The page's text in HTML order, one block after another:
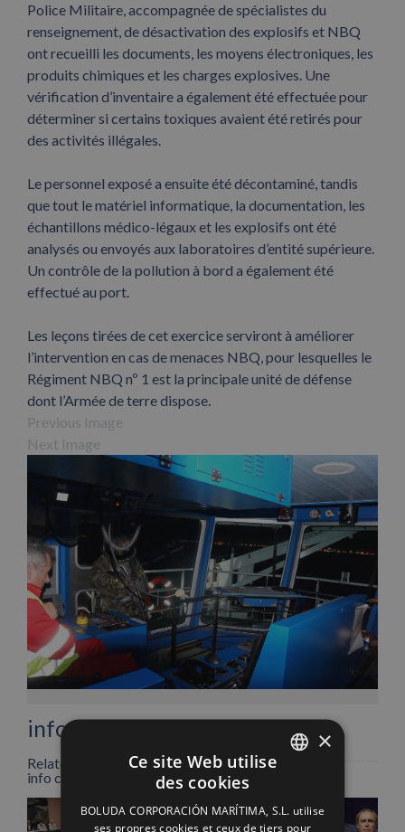
Police Militaire, accompagnée de spécialistes du
renseignement, de désactivation des explosifs et NBQ
ont recueilli les documents, les moyens électroniques, les
produits chimiques et les charges explosives. Une
vérification d’inventaire a également été effectuée pour
déterminer si certains toxiques avaient été retirés pour
des activités illégales.
Le personnel exposé a ensuite été décontaminé, tandis
que tout le matériel informatique, la documentation, les
échantillons médico-légaux et les explosifs ont été
analysés ou envoyés aux laboratoires d’entité supérieure.
Un contrôle de la pollution à bord a également été
effectué au port.
Les leçons tirées de cet exercice serviront à améliorer
l’intervention en cas de menaces NBQ, pour lesquelles le
Régiment NBQ nº 1 est la principale unité de défense
dont l’Armée de terre dispose.
Previous Image
Next Image
info heading
info content
Facebook
X LinkedInWhatsApp
Pinterest
Related Posts
ENGLISH
×
Ce site Web utilise
des cookies
BOLUDA CORPORACIÓN MARÍTIMA, S.L. utilise
ses propres cookies et ceux de tiers pour